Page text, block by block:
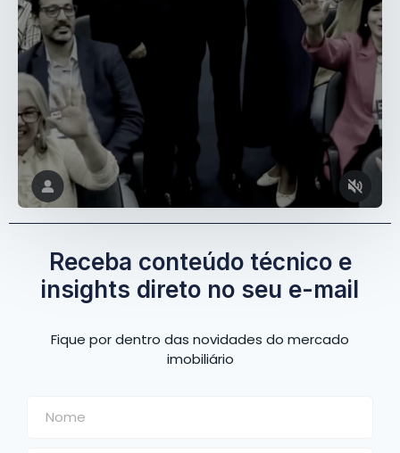
Receba conteúdo técnico e
insights direto no seu e-mail
Fique por dentro das novidades do mercado
imobiliário